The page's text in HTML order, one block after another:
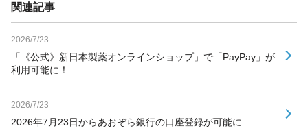
関連記事
2026/7/23
「《公式》新日本製薬オンラインショップ」で「PayPay」が
利用可能に！
2026/7/23
2026年7月23日からあおぞら銀行の口座登録が可能に